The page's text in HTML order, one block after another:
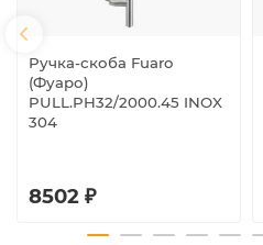
Ручка-скоба Fuaro
(Фуаро)
PULL.PH32/2000.45 INOX
304
8502 ₽